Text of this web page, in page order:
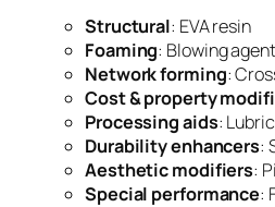
Structural: EVA resin
Foaming: Blowing
Network forming:
Cost & property
Processing aids:
Durability enhancers:
Aesthetic modifiers:
Special performance: